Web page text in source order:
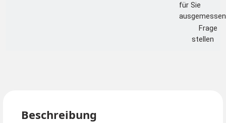
für Sie
ausgemessen
Frage
stellen
Beschreibung